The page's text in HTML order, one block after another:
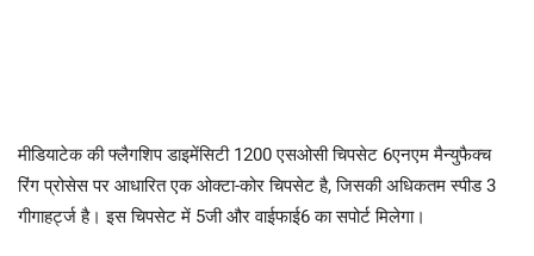
मीडियाटेक की फ्लैगशिप डाइमेंसिटी 1200 एसओसी चिपसेट 6एनएम मैन्युफैक्च
रिंग प्रोसेस पर आधारित एक ओक्टा-कोर चिपसेट है, जिसकी अधिकतम स्पीड 3
गीगाहर्ट्ज है। इस चिपसेट में 5जी और वाईफाई6 का सपोर्ट मिलेगा।